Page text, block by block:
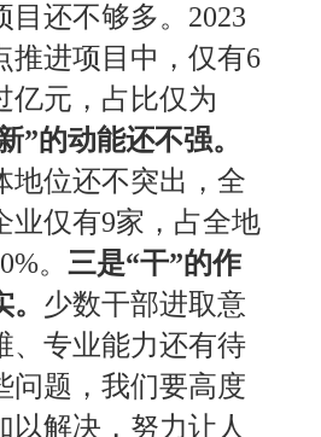
目还不够多。 2023
推进项目中，仅有6
亿元，占比仅为
”的动能还不强。
位还不突出， 全
业仅有9家，占全地
。 三是“干”的作
少数干部进取意
、 专业能力还有待
问题，我们要高度
以解决，努力让人